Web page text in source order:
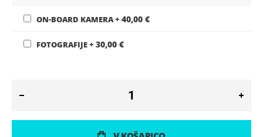
ON-BOARD KAMERA+ 40,00 €
FOTOGRAFIJE+ 30,00 €